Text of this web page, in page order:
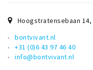
Hoogstratensebaan 14,
bontvivant.nl
+31 (0)6 43 97 46 40
info@bontvivant.nl